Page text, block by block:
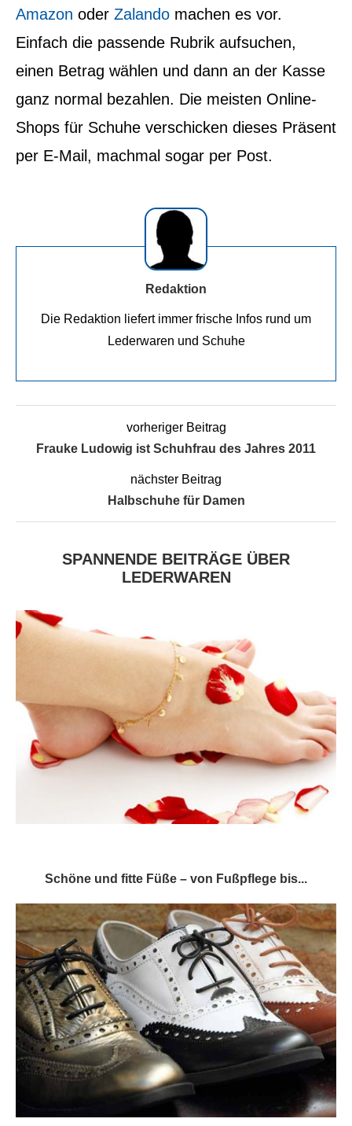
Amazon oder Zalando machen es vor.
Einfach die passende Rubrik aufsuchen,
einen Betrag wählen und dann an der Kasse
ganz normal bezahlen. Die meisten Online-
Shops für Schuhe verschicken dieses Präsent
per E-Mail, machmal sogar per Post.
Redaktion
Die Redaktion liefert immer frische Infos rund um
Lederwaren und Schuhe
vorheriger Beitrag
Frauke Ludowig ist Schuhfrau des Jahres 2011
nächster Beitrag
Halbschuhe für Damen
SPANNENDE BEITRÄGE ÜBER
LEDERWAREN
Schöne und fitte Füße – von Fußpflege bis...